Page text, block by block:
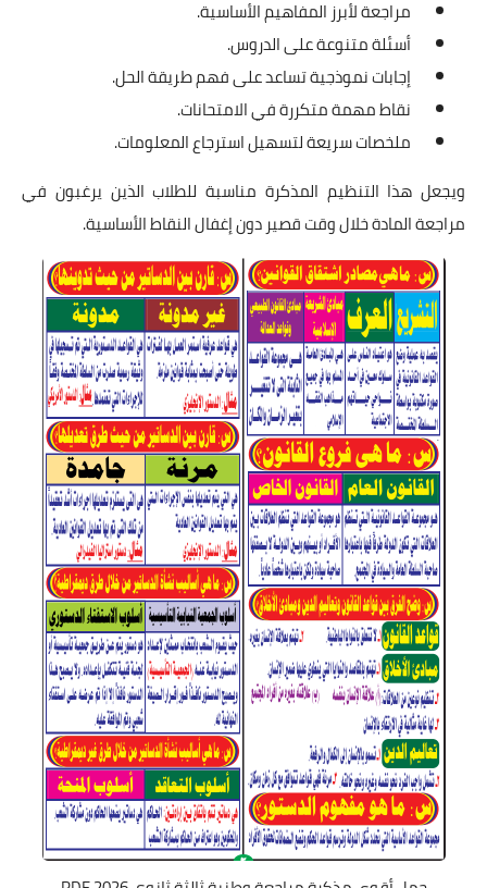
مراجعة لأبرز المفاهيم الأساسية.
أسئلة متنوعة على الدروس.
إجابات نموذجية تساعد على فهم طريقة الحل.
نقاط مهمة متكررة في الامتحانات.
ملخصات سريعة لتسهيل استرجاع المعلومات.
ويجعل هذا التنظيم المذكرة مناسبة للطلاب الذين يرغبون في
مراجعة المادة خلال وقت قصير دون إغفال النقاط الأساسية.